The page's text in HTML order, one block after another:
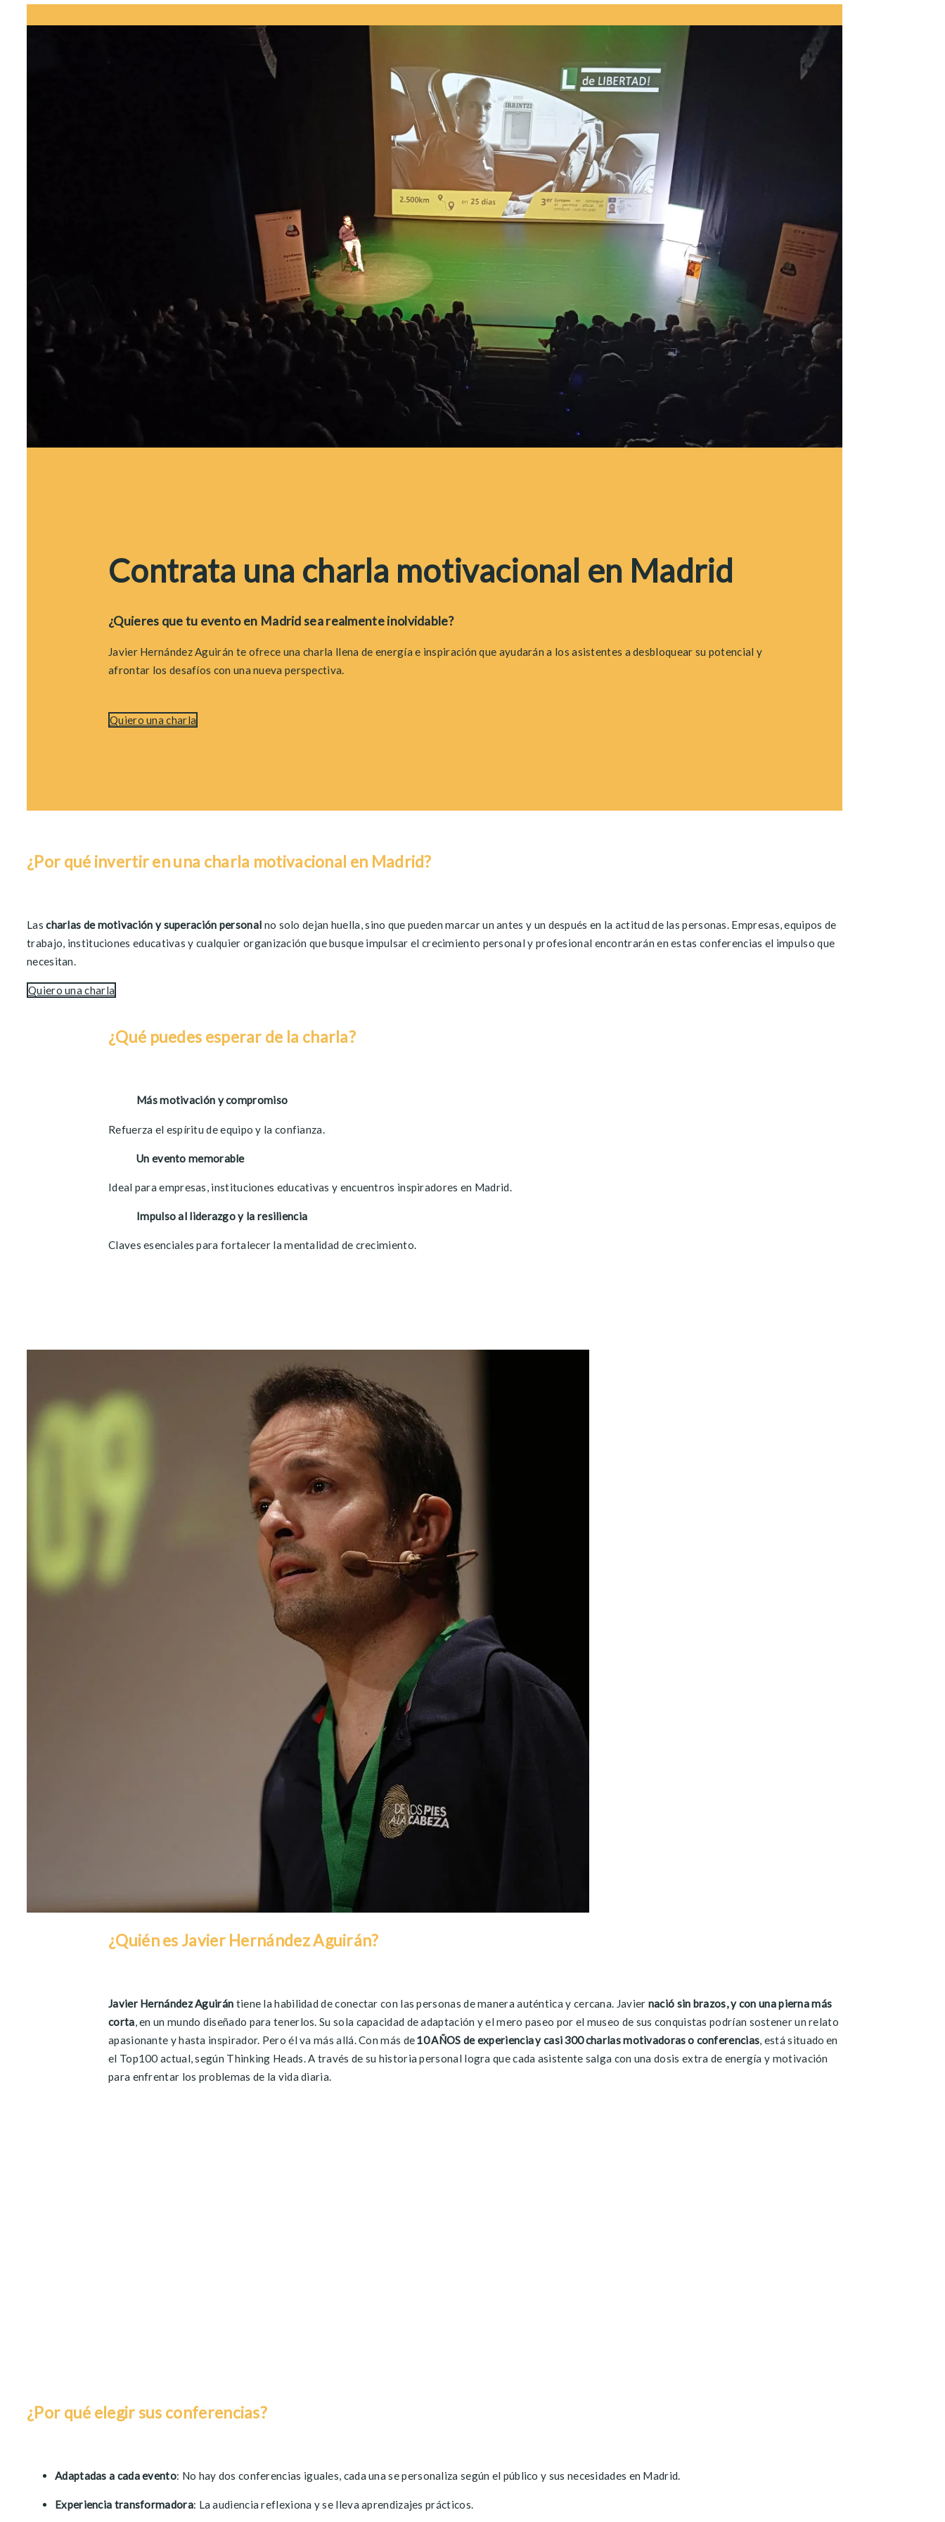
Contrata una charla motivacional en Madrid
¿Quieres que tu evento en Madrid sea realmente inolvidable?
Javier HernándezAguirán te ofrece una charla llena de energía e inspiración que ayudarán a los asistentes a desbloquear su potencial y
afrontar los desafíos con una nueva perspectiva.
Quiero una charla
¿Por qué invertir en una charla motivacional en Madrid?
Lascharlas de motivación y superación personal no solo dejan huella, sino que pueden marcar un antes y un después en la actitud de las personas. Empresas, equipos de
trabajo, instituciones educativas y cualquier organización que busque impulsar el crecimiento personal y profesional encontrarán en estas conferencias el impulso que
necesitan.
Quiero una charla
¿Qué puedes esperar de la charla?
Más motivación y compromiso
Refuerza el espíritu de equipo y la confianza.
Un evento memorable
Ideal para empresas, instituciones educativas y encuentros inspiradores en Madrid.
Impulso al liderazgo y la resiliencia
Claves esenciales para fortalecer la mentalidad de crecimiento.
¿Quién es Javier HernándezAguirán?
Javier HernándezAguirán tiene la habilidad de conectar con las personas de manera auténtica y cercana. Javier nació sin brazos, y con una pierna más
corta, en un mundo diseñado para tenerlos. Su sola capacidad de adaptación y el mero paseo por el museo de sus conquistas podrían sostener un relato
apasionante y hasta inspirador. Pero él va más allá. Conmás de10 AÑOS de experienciay casi300charlas motivadoraso conferencias, está situado en
el Top100 actual, según Thinking Heads.A través de su historia personal logra que cada asistente salga con una dosis extra de energía y motivación
para enfrentar los problemas de la vida diaria.
¿Por qué elegir sus conferencias?
Adaptadas a cada evento: No hay dos conferencias iguales, cada una se personaliza según el público y sus necesidades en Madrid.
Experiencia transformadora: La audiencia reflexiona y se lleva aprendizajes prácticos.